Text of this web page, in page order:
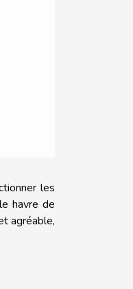
les
havre de
agréable,